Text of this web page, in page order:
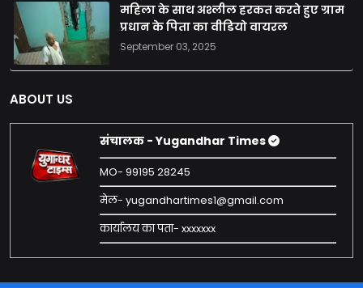
महिला के साथ अश्लील हरकत करते हुए ग्राम
प्रधान के पिता का वीडियो वायरल
September 03, 2025
ABOUT US
संचालक - Yugandhar Times
MO- 99195 28245
मेल- yugandhartimes1@gmail.com
कार्यालय का पता- xxxxxxx